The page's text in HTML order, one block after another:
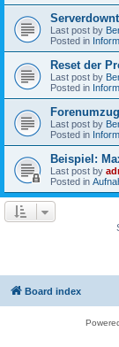
Last post by
Posted in
Reset der
Last post by
Posted in
Last post by
Posted in
Beispiel:
Last post by
Posted in
Board index